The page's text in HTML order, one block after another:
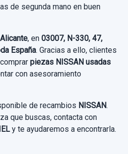
DERECHO
DERECHO... usado.
COMFORT
80730889913
de segunda mano en buen
, en 03007, N-330, 47,
España. Gracias a ello, clientes
piezas NISSAN usadas
con asesoramiento
de recambios NISSAN.
que buscas, contacta con
y te ayudaremos a encontrarla.